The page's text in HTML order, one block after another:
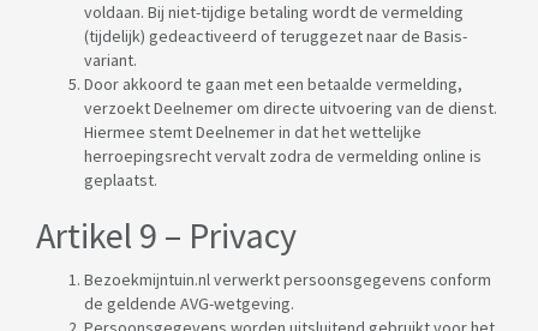
voldaan. Bij niet-tijdige betaling wordt de vermelding
(tijdelijk) gedeactiveerd of teruggezet naar de Basis-
variant.
Door akkoord te gaan met een betaalde vermelding,
verzoekt Deelnemer om directe uitvoering van de dienst.
Hiermee stemt Deelnemer in dat het wettelijke
herroepingsrecht vervalt zodra de vermelding online is
geplaatst.
Artikel 9 – Privacy
Bezoekmijntuin.nl verwerkt persoonsgegevens conform
de geldende AVG-wetgeving.